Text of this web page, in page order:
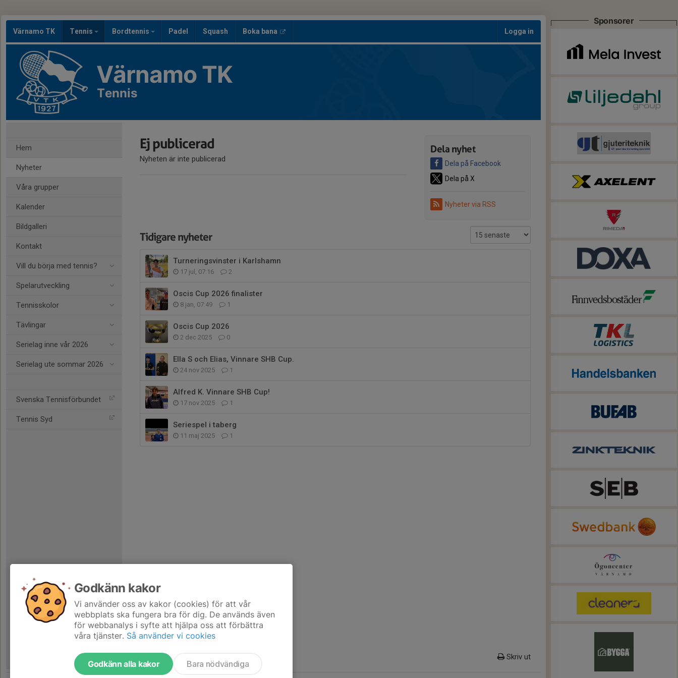
Värnamo TK Tennis Bordtennis Padel Squash Boka bana Logga in
Värnamo TK
Tennis
Hem
Nyheter
Våra grupper
Kalender
Bildgalleri
Kontakt
Vill du börja med tennis?
Spelarutveckling
Tennisskolor
Tävlingar
Serielag inne vår 2026
Serielag ute sommar 2026
Svenska Tennisförbundet
Tennis Syd
Dela nyhet
Dela på Facebook
Dela på X
Nyheter via RSS
Ej publicerad
Nyheten är inte publicerad
Tidigare nyheter
Turneringsvinster i Karlshamn
17 jul, 07:16 2
Oscis Cup 2026 finalister
8 jan, 07:49 1
Oscis Cup 2026
2 dec 2025 0
Ella S och Elias, Vinnare SHB Cup.
24 nov 2025 1
Alfred K. Vinnare SHB Cup!
17 nov 2025 1
Seriespel i taberg
11 maj 2025 1
Skriv ut
Sponsorer
Godkänn kakor
Vi använder oss av kakor (cookies) för att vår
webbplats ska fungera bra för dig. De används även
för webbanalys i syfte att hjälpa oss att förbättra
våra tjänster. Så använder vi cookies
Godkänn alla kakor Bara nödvändiga